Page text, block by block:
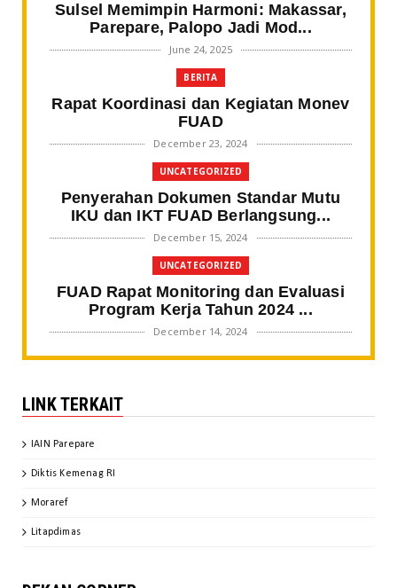
Sulsel Memimpin Harmoni: Makassar,
Parepare, Palopo Jadi Mod...
June 24, 2025
BERITA
Rapat Koordinasi dan Kegiatan Monev
FUAD
December 23, 2024
UNCATEGORIZED
Penyerahan Dokumen Standar Mutu
IKU dan IKT FUAD Berlangsung...
December 15, 2024
UNCATEGORIZED
FUAD Rapat Monitoring dan Evaluasi
Program Kerja Tahun 2024 ...
December 14, 2024
BERITA FAKULTAS
SPI IAIN Parepare Tampil ...
Kaprodi SPI IAIN Parepare Jadi
LINK TERKAIT
IAIN Parepare
Diktis Kemenag RI
Moraref
Litapdimas